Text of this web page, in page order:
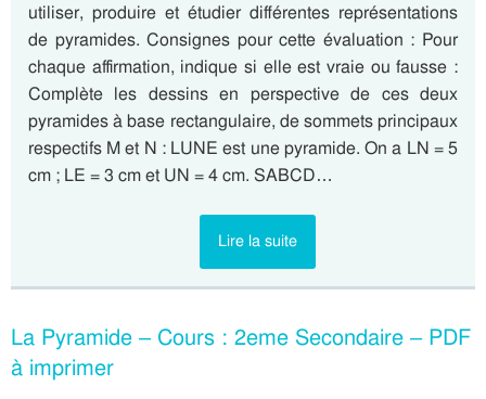
utiliser, produire et étudier différentes représentations
de pyramides. Consignes pour cette évaluation : Pour
chaque affirmation, indique si elle est vraie ou fausse :
Complète les dessins en perspective de ces deux
pyramides à base rectangulaire, de sommets principaux
respectifs M et N : LUNE est une pyramide. On a LN = 5
cm ; LE = 3 cm et UN = 4 cm. SABCD…
Lire la suite
La Pyramide – Cours : 2eme Secondaire – PDF
à imprimer